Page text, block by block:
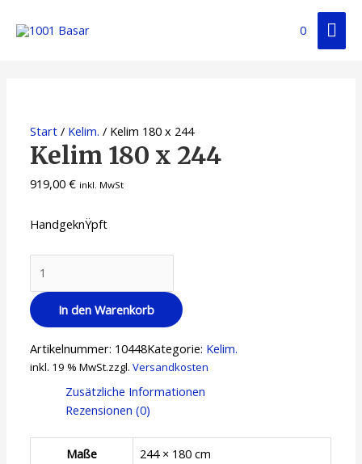
0
Start / Kelim. / Kelim 180 x 244
Kelim 180 x 244
919,00€ inkl. MwSt
HandgeknŸpft
In den Warenkorb
Artikelnummer: 10448Kategorie: Kelim.
inkl. 19 % MwSt.zzgl.Versandkosten
Zusätzliche Informationen
Rezensionen (0)
Maße 244 × 180 cm